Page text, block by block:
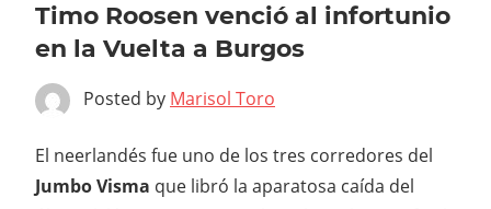
Timo Roosen venció al infortunio
en la Vuelta a Burgos
Posted by Marisol Toro
El neerlandés fue uno de los tres corredores del
Jumbo Visma que libró la aparatosa caída del